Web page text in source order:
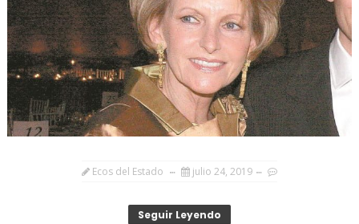
Ecos del Estado julio 24, 2019
Seguir Leyendo